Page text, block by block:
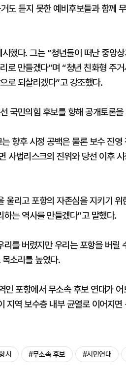
도 듣지 못한 예비후보들과 함께
했다. 그는 “청년들이 떠난 중앙
로 만들겠다”며 “청년 친화형 주
로 되살리겠다”고 강조했다.
국민의힘 후보를 향해 공개토론
향후 시정 공백은 물론 보수 진
사법리스크의 진위와 당선 이후
울리고 포항의 자존심을 지키기 위
는 역사를 만들겠다”고 말했다.
를 버렸지만 우리는 포항을 버릴
소리를 높였다.
인 포항에서 무소속 후보 연대가
지역 보수층 내부 균열로 이어지
시 #무소속 후보 #시민연대